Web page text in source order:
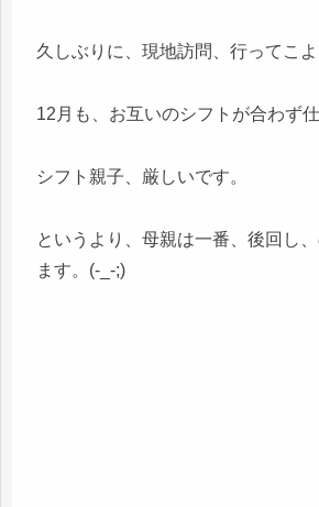
久しぶりに、現地訪問、行ってこよ
12月も、お互いのシフトが合わず仕
シフト親子、厳しいです。
というより、母親は一番、後回し
ます。(-_-;)